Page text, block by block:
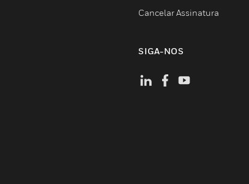
Cancelar Assinatura
SIGA-NOS